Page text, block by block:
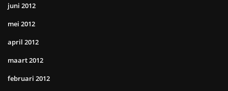
juni 2012
mei 2012
april 2012
maart 2012
februari 2012